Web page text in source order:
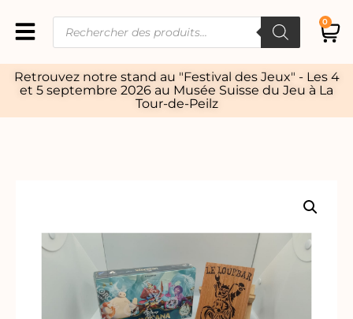
0
Retrouvez notre stand au "Festival des Jeux" - Les 4
et 5 septembre 2026 au Musée Suisse du Jeu à La
Tour-de-Peilz